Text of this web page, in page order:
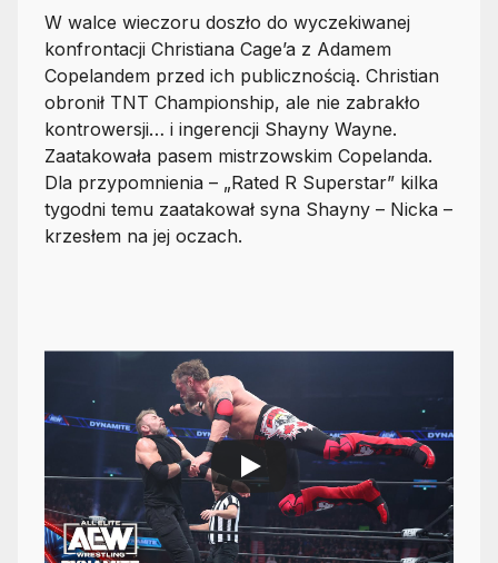
W walce wieczoru doszło do wyczekiwanej
konfrontacji Christiana Cage’a z Adamem
Copelandem przed ich publicznością. Christian
obronił TNT Championship, ale nie zabrakło
kontrowersji… i ingerencji Shayny Wayne.
Zaatakowała pasem mistrzowskim Copelanda.
Dla przypomnienia – „Rated R Superstar” kilka
tygodni temu zaatakował syna Shayny – Nicka –
krzesłem na jej oczach.